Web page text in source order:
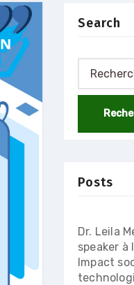
Search
Rechercher
Posts
Dr. Leila
speaker à
Impact